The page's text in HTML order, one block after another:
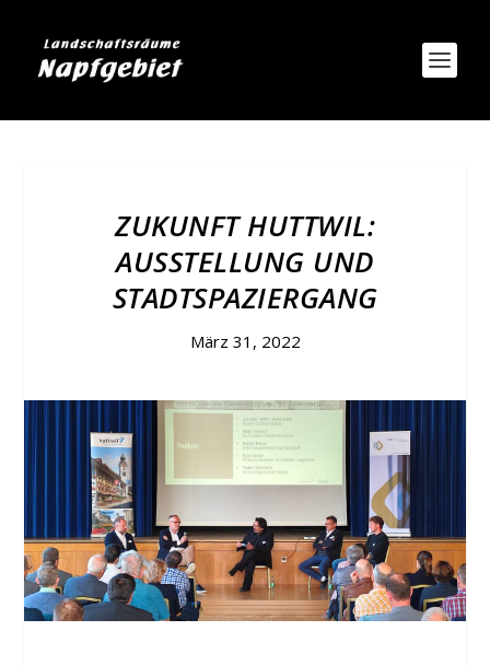
ZUKUNFT HUTTWIL:
AUSSTELLUNG UND
STADTSPAZIERGANG
März 31, 2022